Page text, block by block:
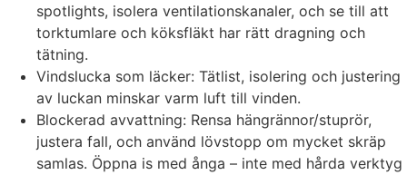
spotlights, isolera ventilationskanaler, och se till att
torktumlare och köksfläkt har rätt dragning och
tätning.
Vindslucka som läcker: Tätlist, isolering och justering
av luckan minskar varm luft till vinden.
Blockerad avvattning: Rensa hängrännor/stuprör,
justera fall, och använd lövstopp om mycket skräp
samlas. Öppna is med ånga – inte med hårda verktyg